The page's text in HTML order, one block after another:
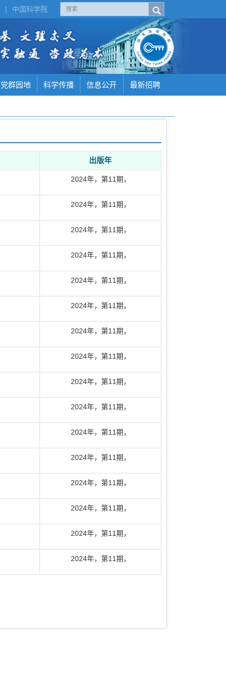
中国科学院
|
党群园地 科学传播 信息公开 最新招聘
出版年
2024年， 第11期 ，
2024年， 第11期 ，
2024年， 第11期 ，
2024年， 第11期 ，
2024年， 第11期 ，
2024年， 第11期 ，
2024年， 第11期 ，
2024年， 第11期 ，
2024年， 第11期 ，
2024年， 第11期 ，
2024年， 第11期 ，
2024年， 第11期 ，
2024年， 第11期 ，
2024年， 第11期 ，
2024年， 第11期 ，
2024年， 第11期 ，